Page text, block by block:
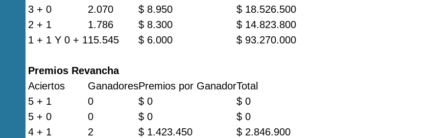
3 + 0
2.070 $ 8.950
$ 18.526.500
2 + 1
1.786 $ 8.300
$ 14.823.800
1 + 1 Y 0 + 115.545 $ 6.000 $ 93.270.000
Premios Revancha
Aciertos
GanadoresPremios por GanadorTotal
5 + 1
0 $ 0
$ 0
5 + 0
0 $ 0
$ 0
4 + 1
2 $ 1.423.450
$ 2.846.900